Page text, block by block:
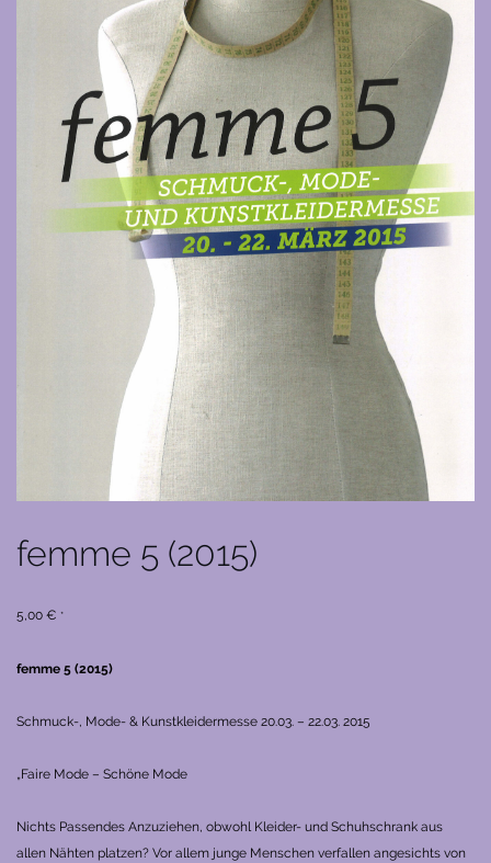
femme 5 (2015)
5,00 € *
femme 5 (2015)
Schmuck-, Mode- & Kunstkleidermesse 20.03. – 22.03. 2015
„Faire Mode – Schöne Mode
Nichts Passendes Anzuziehen, obwohl Kleider- und Schuhschrank aus
allen Nähten platzen? Vor allem junge Menschen verfallen angesichts von